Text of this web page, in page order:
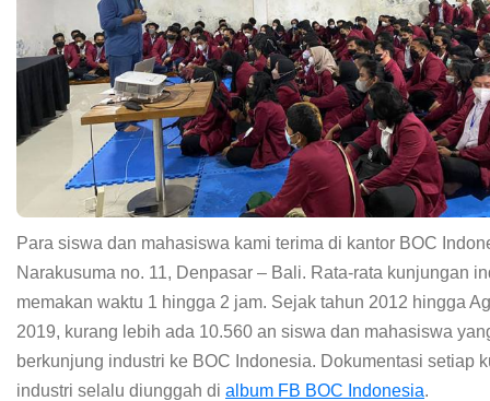
Para siswa dan mahasiswa kami terima di kantor BOC
Narakusuma no. 11, Denpasar – Bali. Rata-rata kunjungan
memakan waktu 1 hingga 2 jam. Sejak tahun 2012 hingga
2019, kurang lebih ada 10.560 an siswa dan mahasiswa
berkunjung industri ke BOC Indonesia. Dokumentasi setiap
industri selalu diunggah di album FB BOC Indonesia.